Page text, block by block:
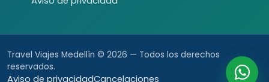
Travel Viajes Medellín © 2026 — Todos los derechos
reservados.
Aviso de privacidadCancelaciones